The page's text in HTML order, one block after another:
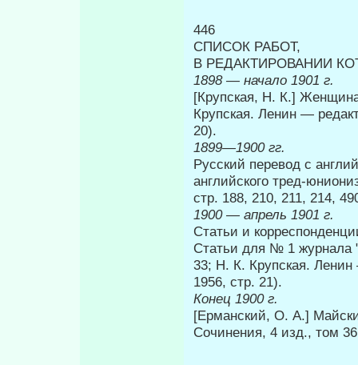
446
СПИСОК РАБОТ,
В РЕДАКТИРОВАНИИ
1898 — начало 1901 г.
[Крупская, Н. К.]
Крупская. Ленин —
20).
1899—1900 гг.
Русский перевод с
английского тред-
стр. 188, 210, 211, 214,
1900 — апрель 1901 г.
Статьи и
Статьи для № 1 журнала
33; Н. К. Крупская. Ленин
1956, стр. 21).
Конец 1900 г.
[Ерманский, О. Α.]
Сочинения, 4 изд., том